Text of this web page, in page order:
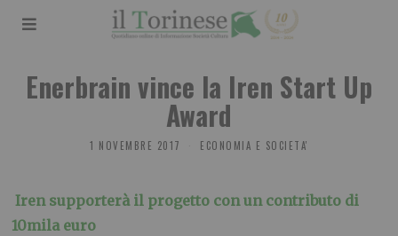
Enerbrain vince la Iren Start Up
Award
1 NOVEMBRE 2017 ECONOMIA E SOCIETA'
Iren supporterà il progetto con un contributo di
10mila euro